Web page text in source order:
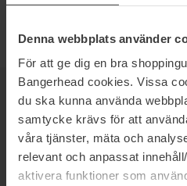
Denna webbplats använder
För att ge dig en bra
Bangerhead cookies. Vissa
du ska kunna använda
samtycke krävs för att
våra tjänster, mäta och
relevant och anpassat
aktivera funktioner som
NEWSLETTERDOWIEDZ